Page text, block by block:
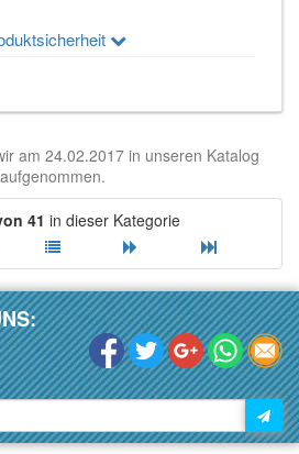
am 24.02.2017 in unseren Katalog
aufgenommen.
41 in dieser Kategorie